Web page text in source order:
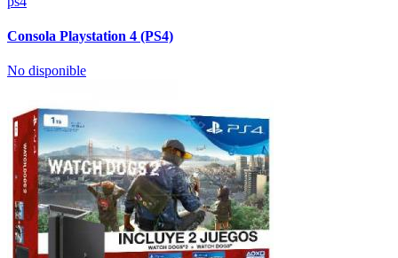
Consola Playstation 4 (PS4)
No disponible